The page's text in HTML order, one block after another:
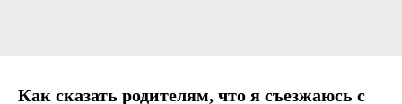
Как сказать родителям, что я съезжаюсь с